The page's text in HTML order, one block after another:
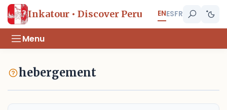
Inkatour • Discover Peru ENESFR
Menu
hebergement